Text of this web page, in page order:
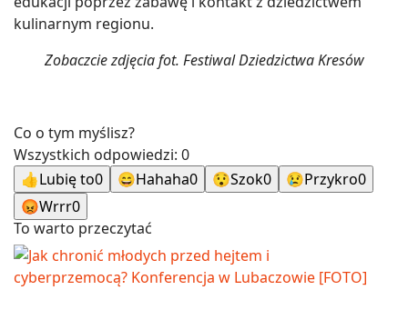
kulinarnym regionu.
Zobaczcie zdjęcia fot. Festiwal Dziedzictwa Kresów
Co o tym myślisz?
Wszystkich odpowiedzi: 0
👍Lubię to0 😄Hahaha0 😯Szok0 😢Przykro0
😡Wrrr0
To warto przeczytać